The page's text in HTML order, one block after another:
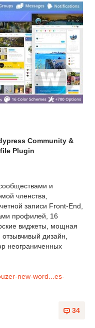
Community &
Plugin
и
членства,
записи Front-End,
профилей, 16
виджеты, мощная
дизайн,
неограниченных
new-word...es-
34